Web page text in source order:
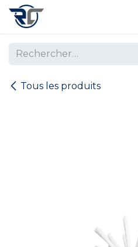
Se rendre au contenu
Tous les produits